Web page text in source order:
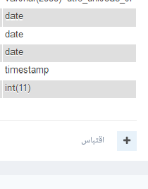
اقتباس